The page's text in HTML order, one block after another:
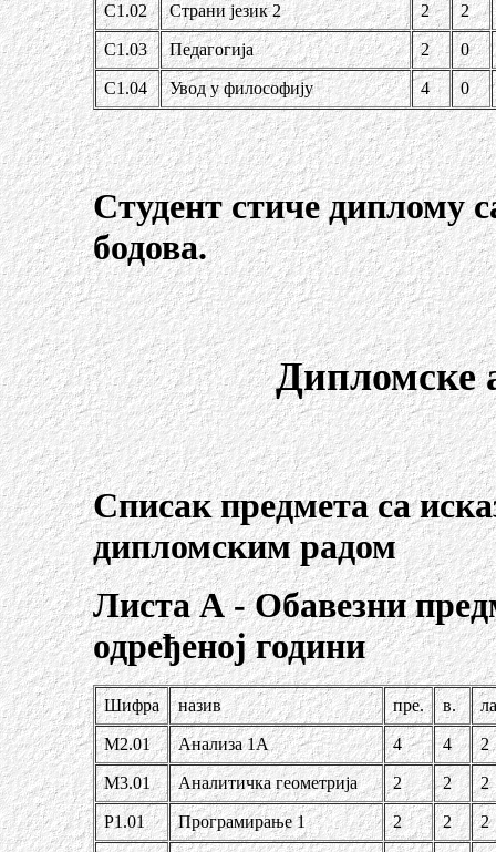
С1.02 Страни језик 2 2 2
С1.03 Педагогија 2 0
С1.04 Увод у философију 4 0
Студент стиче диплому
бодова.
Дипломске
Списак предмета са
дипломским радом
Листа А - Обавезни
одређеној години
Шифра назив пре. в.
М2.01 Анализа 1А 4 4 2
М3.01 Аналитичка геометрија 2 2 2
Р1.01 Програмирање 1 2 2 2